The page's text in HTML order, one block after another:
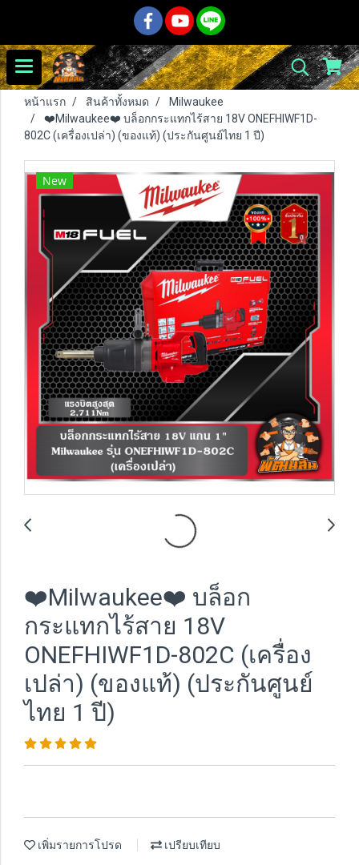
หน้าแรก สินค้าทั้งหมด
Milwaukee
❤️Milwaukee❤️ บล็อกกระแทกไร้สาย 18V ONEFHIWF1D-
802C (เครื่องเปล่า) (ของแท้) (ประกันศูนย์ไทย 1 ปี)
New
❤️Milwaukee❤️ บล็อก
กระแทกไร้สาย 18V
ONEFHIWF1D-802C (เครื่อง
เปล่า) (ของแท้) (ประกันศูนย์
ไทย 1 ปี)
เพิ่มรายการโปรด เปรียบเทียบ